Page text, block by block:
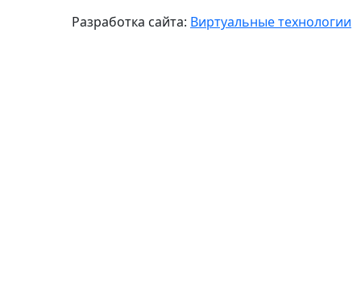
Разработка сайта: Виртуальные технологии